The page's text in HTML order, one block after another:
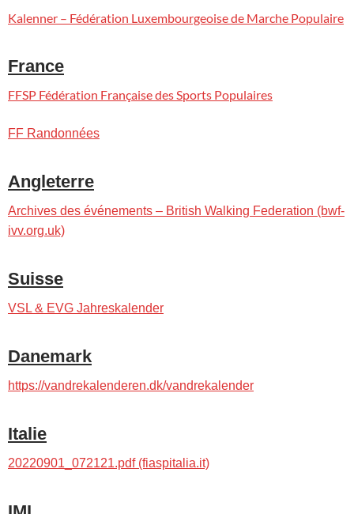
Kalenner – Fédération Luxembourgeoise de Marche Populaire
France
FFSP Fédération Française des Sports Populaires
FF Randonnées
Angleterre
Archives des événements – British Walking Federation (bwf-
ivv.org.uk)
Suisse
VSL & EVG Jahreskalender
Danemark
https://vandrekalenderen.dk/vandrekalender
Italie
20220901_072121.pdf (fiaspitalia.it)